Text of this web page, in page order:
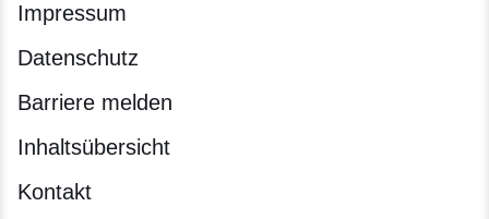
Impressum
Datenschutz
Barriere melden
Inhaltsübersicht
Kontakt